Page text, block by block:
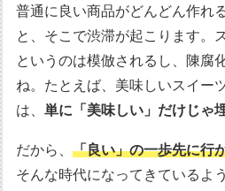
普通に良い商品がどんどん作れ
と、そこで渋滞が起こります。
というのは模倣されるし、陳腐
ね。たとえば、美味しいスイー
は、単に「美味しい」だけじゃ
だから、「良い」の一歩先に行
そんな時代になってきているよ